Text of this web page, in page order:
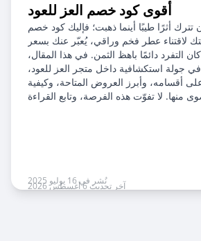
أقوى كود خصم العز للعود
أثرًا طيبًا أينما ذهبت؛ فإليك كود خصم
لاقتناء عطر فخم وراقي، يُعبّر عنك بسعر
مخفض، حتى وإن كان التفرد دائمًا باهظ الثمن. في هذا المقال،
جولة استكشافية داخل متجر العز للعود،
أقسامه، وأبرز العروض المتاحة، وكيفية
نُشر في 16 يوليو 2025
آخر تحديث 6 أغسطس 2026